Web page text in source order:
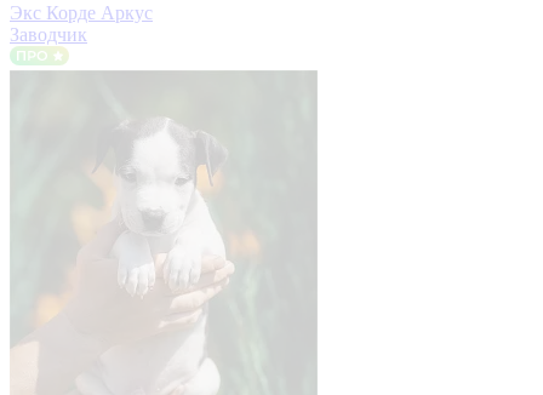
Экс Корде Аркус
Заводчик